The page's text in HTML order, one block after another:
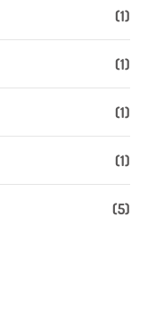
(1)
(1)
(1)
(1)
(5)